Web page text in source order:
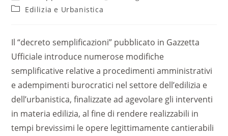
Edilizia e Urbanistica
Il “decreto semplificazioni” pubblicato in Gazzetta
Ufficiale introduce numerose modifiche
semplificative relative a procedimenti amministrativi
e adempimenti burocratici nel settore dell’edilizia e
dell’urbanistica, finalizzate ad agevolare gli interventi
in materia edilizia, al fine di rendere realizzabili in
tempi brevissimi le opere legittimamente cantierabili